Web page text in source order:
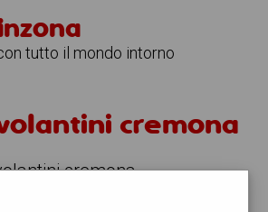
tutto il mondo intorno
cremona
cremona